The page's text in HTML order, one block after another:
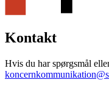
Kontakt
Hvis du har spørgsmål